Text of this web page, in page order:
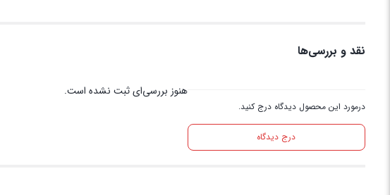
نقد و بررسی‌ها
درمورد این محصول دیدگاه درج کنید.
درج دیدگاه
هنوز بررسی‌ای ثبت نشده است.